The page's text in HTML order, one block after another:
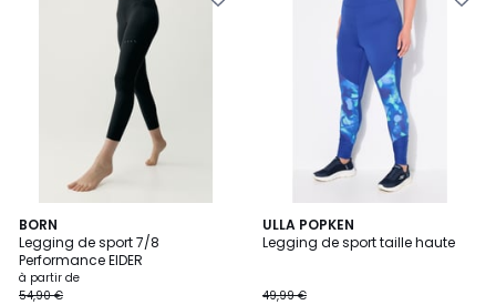
BORN
Legging de sport 7/8
Performance EIDER
à partir de
54,90 €
2
Couleurs
ULLA POPKEN
Legging de sport taille haute
49,99 €